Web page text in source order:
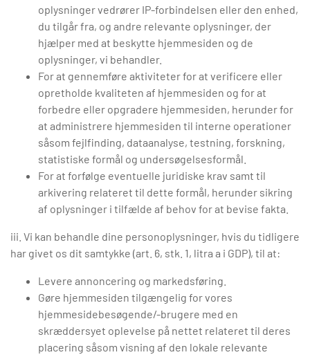
oplysninger vedrører IP-forbindelsen eller den enhed,
du tilgår fra, og andre relevante oplysninger, der
hjælper med at beskytte hjemmesiden og de
oplysninger, vi behandler.
For at gennemføre aktiviteter for at verificere eller
opretholde kvaliteten af hjemmesiden og for at
forbedre eller opgradere hjemmesiden, herunder for
at administrere hjemmesiden til interne operationer
såsom fejlfinding, dataanalyse, testning, forskning,
statistiske formål og undersøgelsesformål.
For at forfølge eventuelle juridiske krav samt til
arkivering relateret til dette formål, herunder sikring
af oplysninger i tilfælde af behov for at bevise fakta.
iii. Vi kan behandle dine personoplysninger, hvis du tidligere
har givet os dit samtykke (art. 6, stk. 1, litra a i GDP), til at:
Levere annoncering og markedsføring.
Gøre hjemmesiden tilgængelig for vores
hjemmesidebesøgende/-brugere med en
skræddersyet oplevelse på nettet relateret til deres
placering såsom visning af den lokale relevante